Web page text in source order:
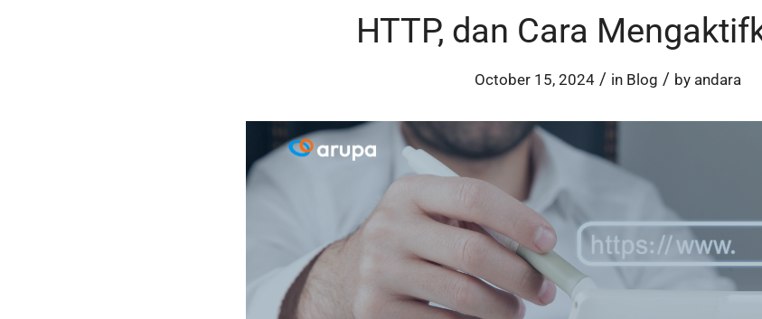
HTTP, dan Cara
October 15, 2024 / in Blog / by andara